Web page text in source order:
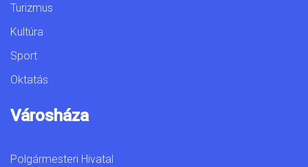
Turizmus
Kultúra
Sport
Oktatás
Városháza
Polgármesteri Hivatal